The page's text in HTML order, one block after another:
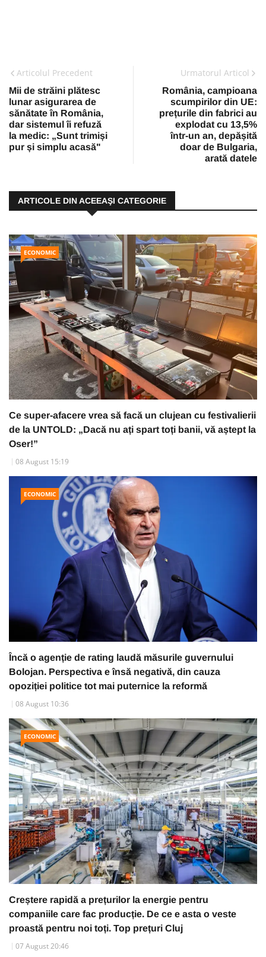
Articolul Precedent
Mii de străini plătesc
lunar asigurarea de
sănătate în România,
dar sistemul îi refuză
la medic: „Sunt trimiși
pur și simplu acasă"
Urmatorul Articol
România, campioana
scumpirilor din UE:
prețurile din fabrici au
explodat cu 13,5%
într-un an, depășită
doar de Bulgaria,
arată datele
ARTICOLE DIN ACEEAŞI CATEGORIE
ECONOMIC
Ce super-afacere vrea să facă un clujean cu festivalierii
de la UNTOLD: „Dacă nu ați spart toți banii, vă aștept la
Oser!”
08 August 15:19
ECONOMIC
Încă o agenție de rating laudă măsurile guvernului
Bolojan. Perspectiva e însă negativă, din cauza
opoziției politice tot mai puternice la reformă
08 August 10:36
ECONOMIC
Creștere rapidă a prețurilor la energie pentru
companiile care fac producție. De ce e asta o veste
proastă pentru noi toți. Top prețuri Cluj
07 August 20:46